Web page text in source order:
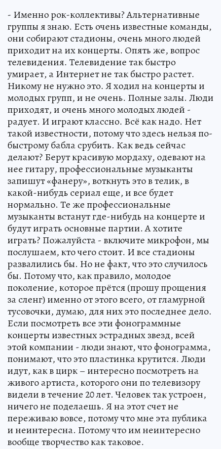
- Именно рок-коллективы? Альтернативные
группы я знаю. Есть очень известные команды,
они собирают стадионы, очень много людей
приходит на их концерты. Опять же, вопрос
телевидения. Телевидение так быстро
умирает, а Интернет не так быстро растет.
Никому не нужно это. Я ходил на концерты и
молодых групп, и не очень. Полные залы. Люди
приходят, и очень много молодых людей -
радует. И играют классно. Всё как надо. Нет
такой известности, потому что здесь нельзя по-
быстрому бабла срубить. Как ведь сейчас
делают? Берут красивую мордаху, одевают на
нее гитару, профессиональные музыканты
запишут «фанеру», воткнуть это в телик, в
какой-нибудь сериал еще, и все будет
нормально. Те же профессиональные
музыканты встанут где-нибудь на концерте и
будут играть основные партии. А хотите
играть? Пожалуйста - включите микрофон, мы
послушаем, кто чего стоит. И все стадионы
развалились бы. Но не факт, что это случилось
бы. Потому что, как правило, молодое
поколение, которое прётся (прошу прощения
за сленг) именно от этого всего, от гламурной
тусовочки, думаю, для них это последнее дело.
Если посмотреть все эти фонограммные
концерты известных эстрадных звезд, всей
этой компании - люди знают, что фонограмма,
понимают, что это пластинка крутится. Люди
идут, как в цирк – интересно посмотреть на
живого артиста, которого они по телевизору
видели в течение 20 лет. Человек так устроен,
ничего не поделаешь. Я на этот счет не
переживаю вовсе, потому что мне эта публика
и неинтересна. Потому что им неинтересно
вообще творчество как таковое.